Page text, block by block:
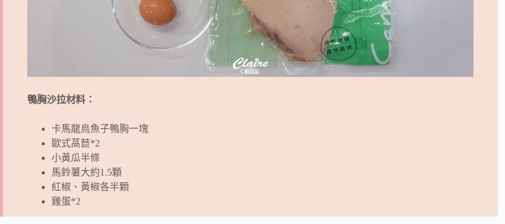
鴨胸沙拉材料：
卡馬龍烏魚子鴨胸一塊
歐式萵苣*2
小黃瓜半條
馬鈴薯大約1.5顆
紅椒、黃椒各半顆
雞蛋*2